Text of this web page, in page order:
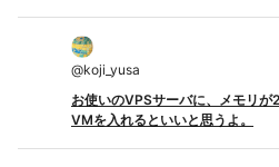
@koji_yusa
お使いのVPSサーバに、メモリ
VMを入れるといいと思うよ。